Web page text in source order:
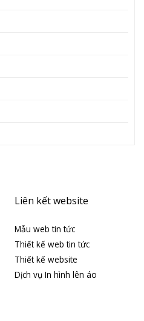
Liên kết website
Mẫu web tin tức
Thiết kế web tin tức
Thiết kế website
Dịch vụ In hình lên áo